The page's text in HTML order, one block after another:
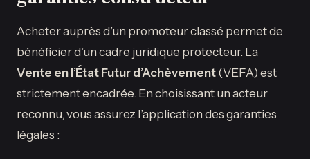
Acheter auprès d’un promoteur classé permet de
bénéficier d’un cadre juridique protecteur. La
Vente en l’État Futur d’Achèvement(VEFA) est
strictement encadrée. En choisissant un acteur
reconnu, vous assurez l’application des garanties
légales :